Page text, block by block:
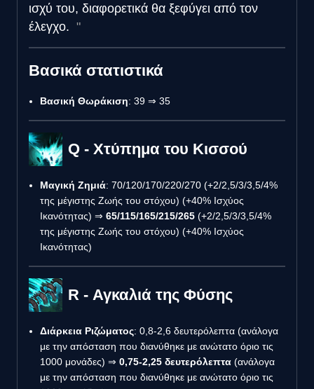
ισχύ του, διαφορετικά θα ξεφύγει από τον
έλεγχο.
Βασικά στατιστικά
Βασική Θωράκιση: 39 ⇒ 35
Q - Χτύπημα του Κισσού
Μαγική Ζημιά: 70/120/170/220/270 (+2/2,5/3/3,5/4%
της μέγιστης Ζωής του στόχου) (+40% Ισχύος
Ικανότητας) ⇒ 65/115/165/215/265 (+2/2,5/3/3,5/4%
της μέγιστης Ζωής του στόχου) (+40% Ισχύος
Ικανότητας)
R - Αγκαλιά της Φύσης
Διάρκεια Ριζώματος: 0,8-2,6 δευτερόλεπτα (ανάλογα
με την απόσταση που διανύθηκε με ανώτατο όριο τις
1000 μονάδες) ⇒ 0,75-2,25 δευτερόλεπτα (ανάλογα
με την απόσταση που διανύθηκε με ανώτατο όριο τις